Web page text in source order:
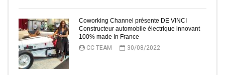
4
Coworking Channel présente DE VINCI
Constructeur automobile électrique innovant
100% made In France
CC TEAM
30/08/2022